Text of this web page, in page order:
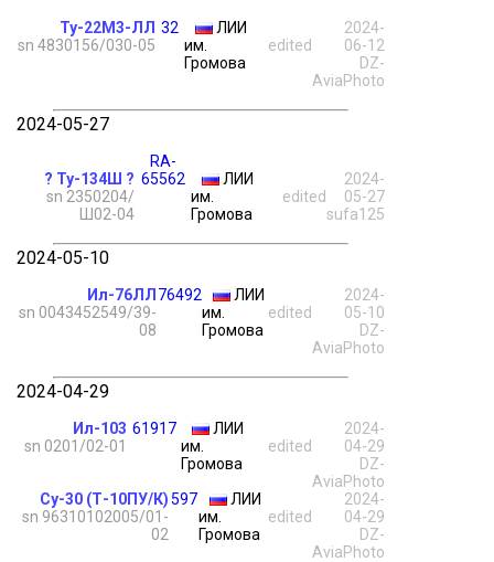
Ту-22М3-ЛЛ
sn 4830156/030-05
32
ЛИИ
им.
Громова
edited
2024-
06-12
DZ-
AviaPhoto
2024-05-27
? Ту-134Ш ?
sn 2350204/
Ш02-04
RA-
65562
ЛИИ
им.
Громова
edited
2024-
05-27
sufa125
2024-05-10
Ил-76ЛЛ
sn 0043452549/39-
08
76492
ЛИИ
им.
Громова
edited
2024-
05-10
DZ-
AviaPhoto
2024-04-29
Ил-103
sn 0201/02-01
61917
ЛИИ
им.
Громова
edited
2024-
04-29
DZ-
AviaPhoto
Су-30 (Т-10ПУ/К)
sn 96310102005/01-
02
597
ЛИИ
им.
Громова
edited
2024-
04-29
DZ-
AviaPhoto